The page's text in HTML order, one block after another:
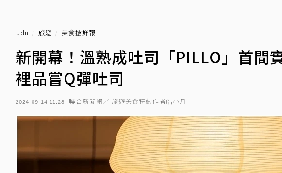
udn 旅遊 美食搶鮮報
新開幕！溫熟成吐司「PILLO」首間
裡品嘗Q彈吐司
2024-09-14 11:28 聯合新聞網／ 旅遊美食特約作者皓小月